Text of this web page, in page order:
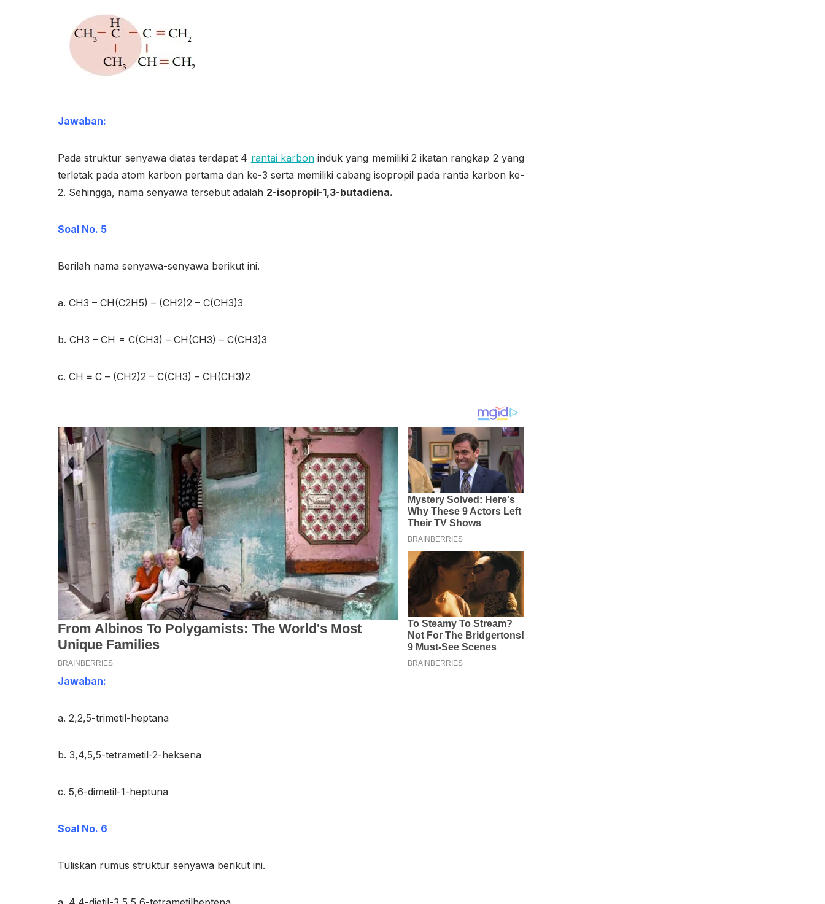
Jawaban:
Pada struktur senyawa diatas terdapat 4 rantai karboninduk yang memiliki 2 ikatan rangkap 2 yang
terletak pada atom karbon pertama dan ke-3 serta memiliki cabang isopropil pada rantia karbon ke-
2. Sehingga, nama senyawa tersebut adalah 2-isopropil-1,3-butadiena.
Soal No. 5
Berilah nama senyawa-senyawa berikut ini.
a. CH3 – CH(C2H5) – (CH2)2 – C(CH3)3
b. CH3 – CH = C(CH3) – CH(CH3) – C(CH3)3
c. CH ≡ C – (CH2)2 – C(CH3) – CH(CH3)2
Jawaban:
a. 2,2,5-trimetil-heptana
b. 3,4,5,5-tetrametil-2-heksena
c. 5,6-dimetil-1-heptuna
Soal No. 6
Tuliskan rumus struktur senyawa berikut ini.